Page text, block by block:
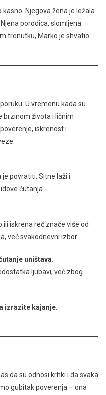
kasno. Njegova žena je ležala
porodica, slomljena
trenutku, Marko je shvatio
U vremenu kada su
brzinom života i ličnim
iskrenost i
povratiti. Sitne laži i
ćutanja.
iskrena reč znače više od
već svakodnevni izbor.
uništava.
ljubavi, već zbog
izrazite kajanje.
da su odnosi krhki i da svaka
gubitak poverenja – ona